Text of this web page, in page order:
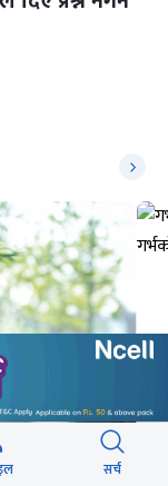
सर्च